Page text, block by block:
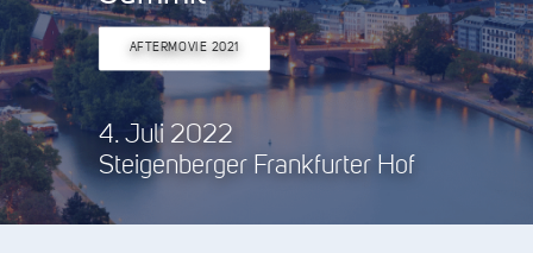
Search
AFTERMOVIE 2021
4. Juli 2022
Steigenberger Frankfurter Hof